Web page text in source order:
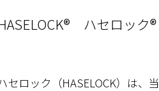
ハセロック®
セロック（HASELOCK）は、当